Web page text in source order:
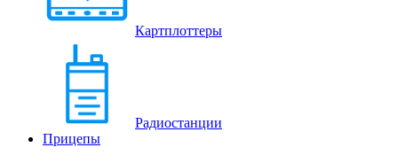
Картплоттеры
Радиостанции
Прицепы